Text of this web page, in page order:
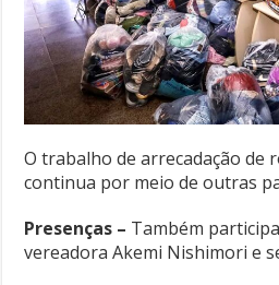
O trabalho de arrecadação de
continua por meio de outras
Presenças – Também
vereadora Akemi Nishimori e